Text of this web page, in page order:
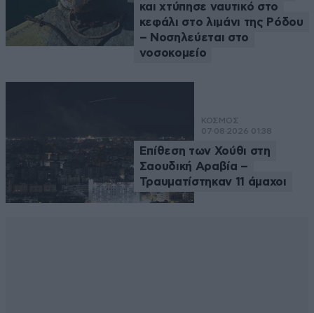
και χτύπησε ναυτικό στο
κεφάλι στο λιμάνι της Ρόδου
– Νοσηλεύεται στο
νοσοκομείο
ΚΟΣΜΟΣ
07·08·2026 01:38
Επίθεση των Χούθι στη
Σαουδική Αραβία –
Τραυματίστηκαν 11 άμαχοι